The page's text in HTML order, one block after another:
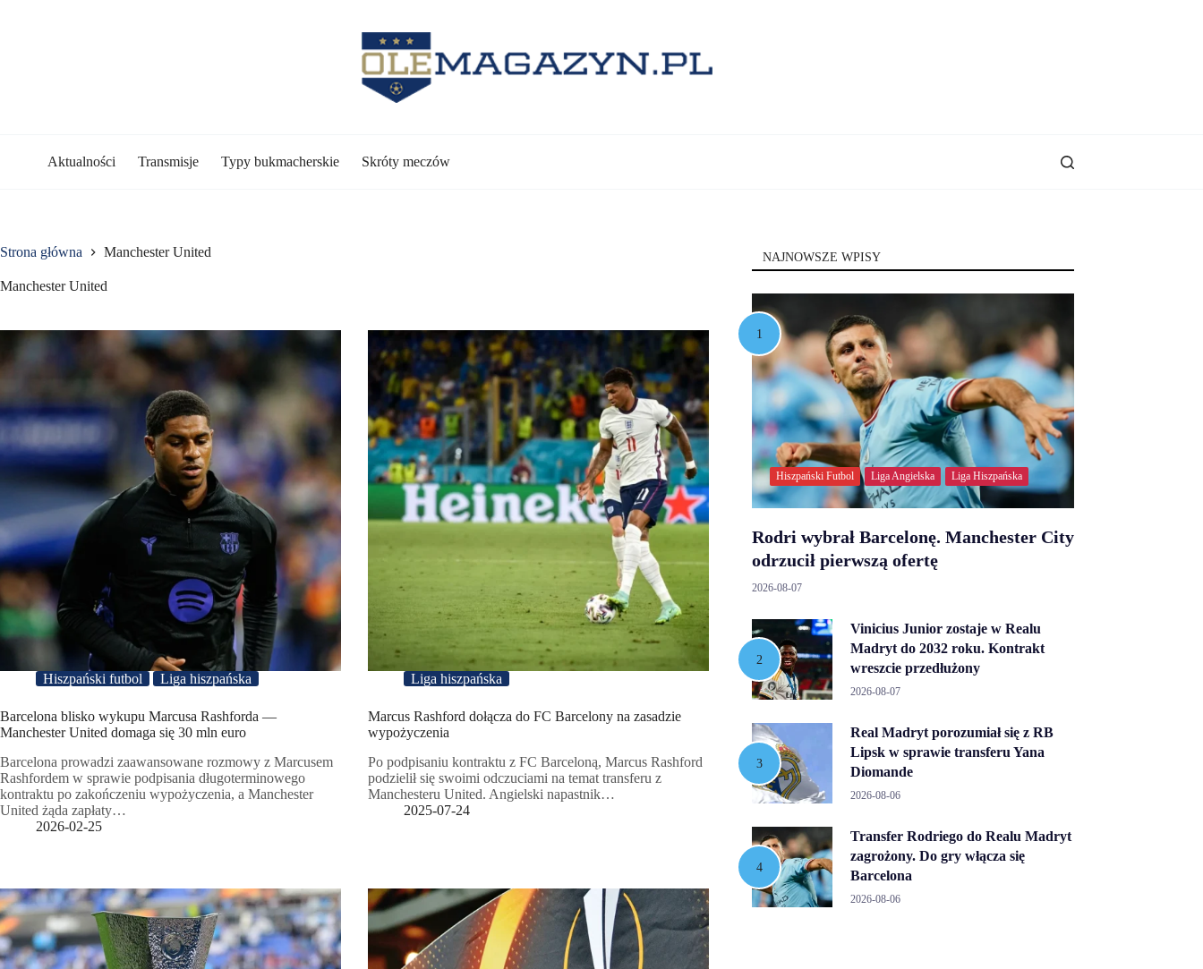
Aktualności Transmisje Typy bukmacherskie Skróty meczów
Strona główna Manchester United
Manchester United
Hiszpański futbol Liga hiszpańska
Barcelona blisko wykupu Marcusa Rashforda —
Manchester United domaga się 30 mln euro
Barcelona prowadzi zaawansowane rozmowy z Marcusem
Rashfordem w sprawie podpisania długoterminowego
kontraktu po zakończeniu wypożyczenia, a Manchester
United żąda zapłaty…
2026-02-25
Liga hiszpańska
Marcus Rashford dołącza do FC Barcelony na zasadzie
wypożyczenia
Po podpisaniu kontraktu z FC Barceloną, Marcus Rashford
podzielił się swoimi odczuciami na temat transferu z
Manchesteru United. Angielski napastnik…
2025-07-24
NAJNOWSZE WPISY
Hiszpański Futbol Liga Angielska Liga Hiszpańska
Rodri wybrał Barcelonę. Manchester City
odrzucił pierwszą ofertę
2026-08-07
Vinicius Junior zostaje w Realu
Madryt do 2032 roku. Kontrakt
wreszcie przedłużony
2026-08-07
Real Madryt porozumiał się z RB
Lipsk w sprawie transferu Yana
Diomande
2026-08-06
Transfer Rodriego do Realu Madryt
zagrożony. Do gry włącza się
Barcelona
2026-08-06